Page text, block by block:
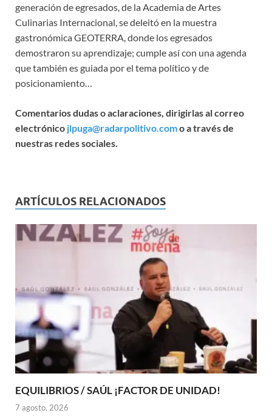
generación de egresados, de la Academia de Artes
Culinarias Internacional, se deleitó en la muestra
gastronómica GEOTERRA, donde los egresados
demostraron su aprendizaje; cumple así con una agenda
que también es guiada por el tema político y de
posicionamiento…
Comentarios dudas o aclaraciones, dirigirlas al correo
electrónico jlpuga@radarpolitivo.como a través de
nuestras redes sociales.
ARTÍCULOS RELACIONADOS
EQUILIBRIOS / SAÚL ¡FACTOR DE UNIDAD!
7 agosto, 2026